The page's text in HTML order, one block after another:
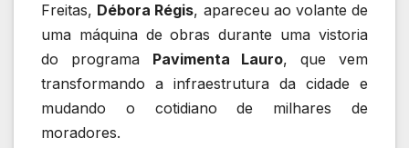
Freitas, Débora Régis, apareceu ao volante de
uma máquina de obras durante uma vistoria
do programa Pavimenta Lauro, que vem
transformando a infraestrutura da cidade e
mudando o cotidiano de milhares de
moradores.